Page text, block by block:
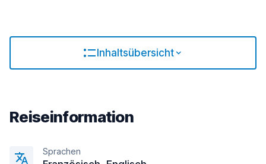
Inhaltsübersicht
Reiseinformation
Sprachen